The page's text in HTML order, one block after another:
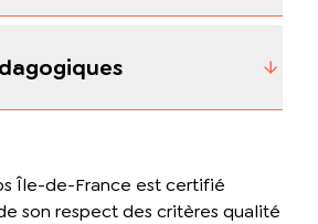
Île-de-France est certifié
son respect des critères qualité